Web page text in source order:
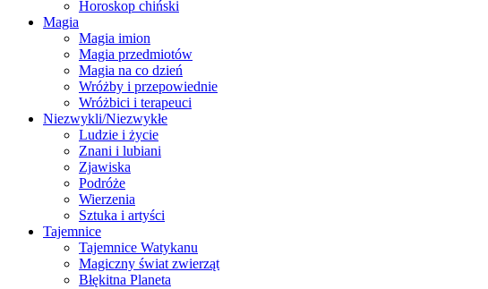
Horoskop chiński
Magia
Magia imion
Magia przedmiotów
Magia na co dzień
Wróżby i przepowiednie
Wróżbici i terapeuci
Niezwykli/Niezwykłe
Ludzie i życie
Znani i lubiani
Zjawiska
Podróże
Wierzenia
Sztuka i artyści
Tajemnice
Tajemnice Watykanu
Magiczny świat zwierząt
Błękitna Planeta